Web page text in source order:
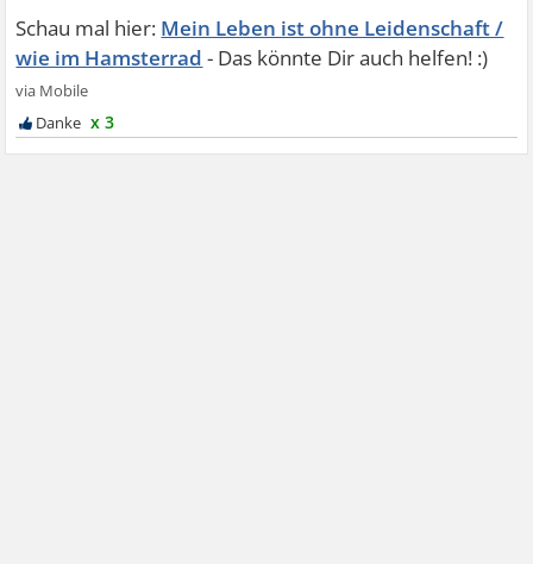
Mein Leben ist ohne Leidenschaft /
wie im Hamsterrad
x 3